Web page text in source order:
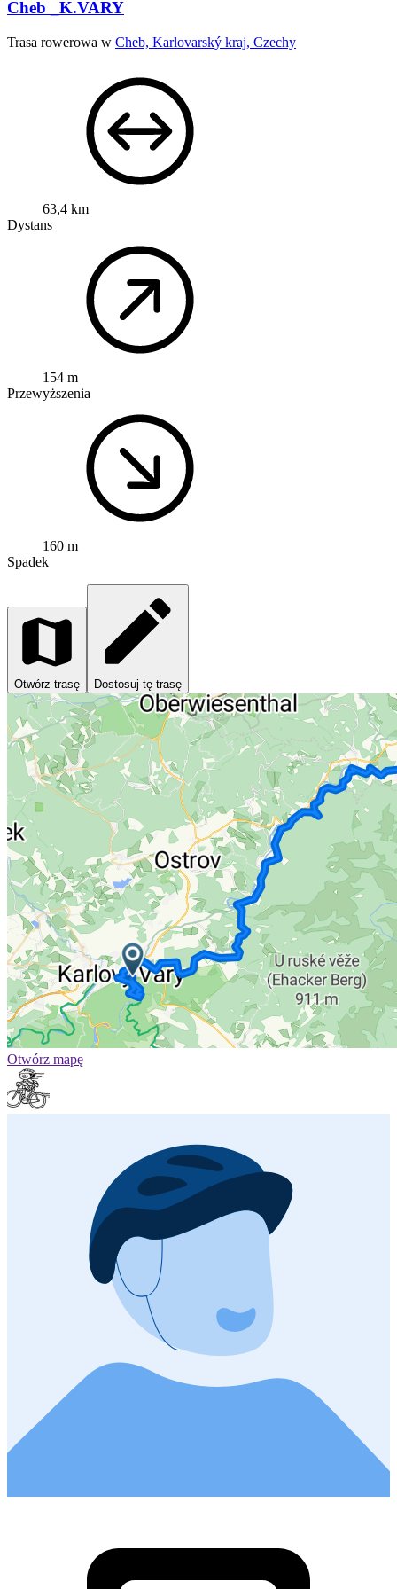
Cheb _K.VARY
Trasa rowerowa w Cheb, Karlovarský kraj, Czechy
63,4 km
Dystans
154 m
Przewyższenia
160 m
Spadek
Otwórz trasę Dostosuj tę trasę
Otwórz mapę